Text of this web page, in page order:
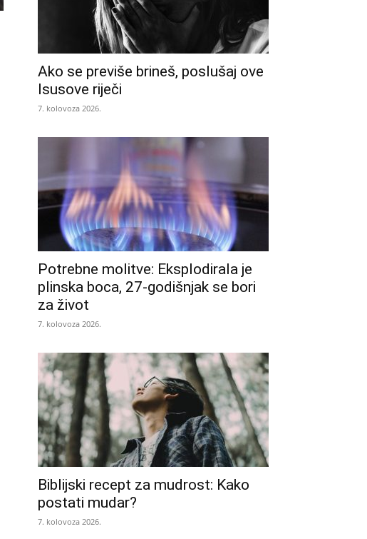
Ako se previše brineš, poslušaj ove
Isusove riječi
7. kolovoza 2026.
Potrebne molitve: Eksplodirala je
plinska boca, 27-godišnjak se bori
za život
7. kolovoza 2026.
Biblijski recept za mudrost: Kako
postati mudar?
7. kolovoza 2026.